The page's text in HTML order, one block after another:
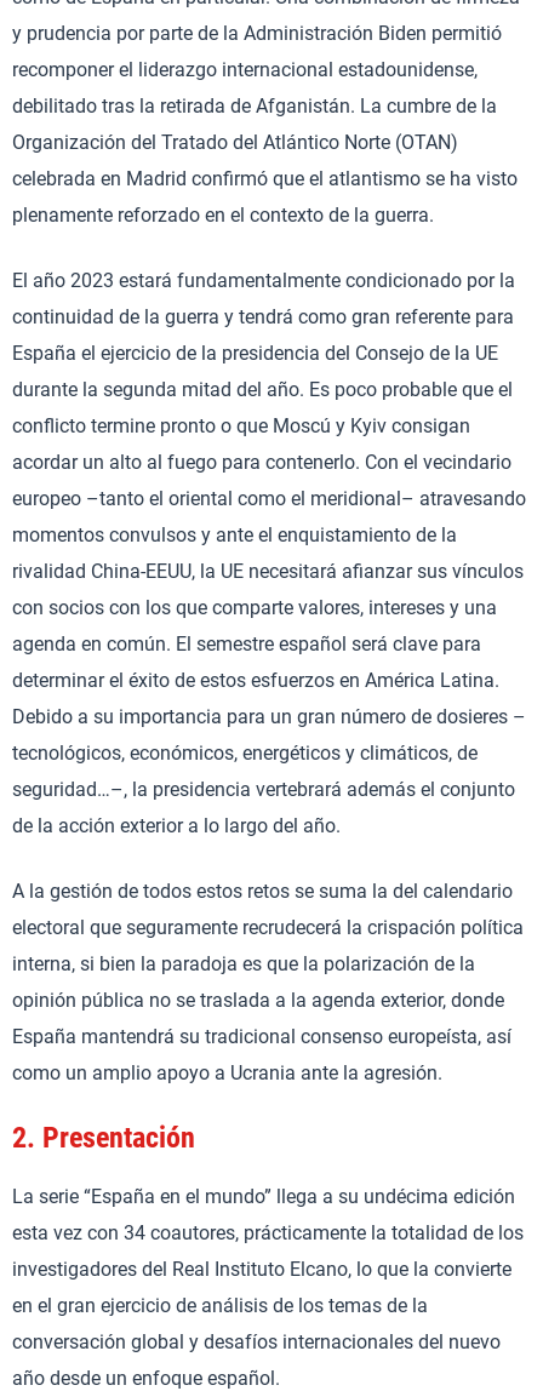
y prudencia por parte de la Administración Biden permitió
recomponer el liderazgo internacional estadounidense,
debilitado tras la retirada de Afganistán. La cumbre de la
Organización del Tratado del Atlántico Norte (OTAN)
celebrada en Madrid confirmó que el atlantismo se ha visto
plenamente reforzado en el contexto de la guerra.
El año 2023 estará fundamentalmente condicionado por la
continuidad de la guerra y tendrá como gran referente para
España el ejercicio de la presidencia del Consejo de la UE
durante la segunda mitad del año. Es poco probable que el
conflicto termine pronto o que Moscú y Kyiv consigan
acordar un alto al fuego para contenerlo. Con el vecindario
europeo –tanto el oriental como el meridional– atravesando
momentos convulsos y ante el enquistamiento de la
rivalidad China-EEUU, la UE necesitará afianzar sus vínculos
con socios con los que comparte valores, intereses y una
agenda en común. El semestre español será clave para
determinar el éxito de estos esfuerzos en América Latina.
Debido a su importancia para un gran número de dosieres –
tecnológicos, económicos, energéticos y climáticos, de
seguridad…–, la presidencia vertebrará además el conjunto
de la acción exterior a lo largo del año.
A la gestión de todos estos retos se suma la del calendario
electoral que seguramente recrudecerá la crispación política
interna, si bien la paradoja es que la polarización de la
opinión pública no se traslada a la agenda exterior, donde
España mantendrá su tradicional consenso europeísta, así
como un amplio apoyo a Ucrania ante la agresión.
2. Presentación
La serie “España en el mundo” llega a su undécima edición
esta vez con 34 coautores, prácticamente la totalidad de los
investigadores del Real Instituto Elcano, lo que la convierte
en el gran ejercicio de análisis de los temas de la
conversación global y desafíos internacionales del nuevo
año desde un enfoque español.